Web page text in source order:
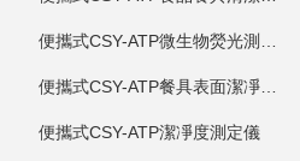
便攜式CSY-ATP潔凈度測定儀